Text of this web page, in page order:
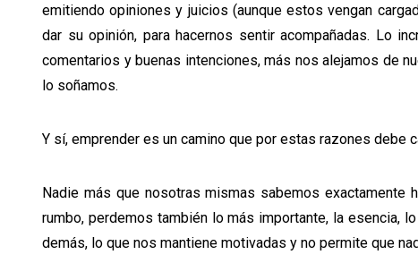
emitiendo opiniones y juicios (aunque estos vengan
dar su opinión, para hacernos sentir acompañadas. Lo
comentarios y buenas intenciones, más nos alejamos de
lo soñamos.
Y sí, emprender es un camino que por estas razones debe
Nadie más que nosotras mismas sabemos exactamente
rumbo, perdemos también lo más importante, la esencia,
demás, lo que nos mantiene motivadas y no permite que